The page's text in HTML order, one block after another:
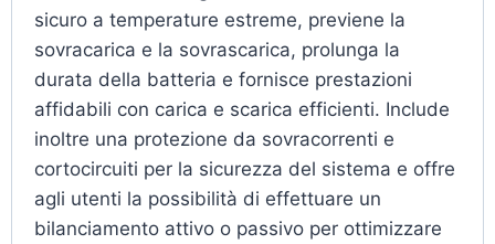
sicuro a temperature estreme, previene la
sovracarica e la sovrascarica, prolunga la
durata della batteria e fornisce prestazioni
affidabili con carica e scarica efficienti. Include
inoltre una protezione da sovracorrenti e
cortocircuiti per la sicurezza del sistema e offre
agli utenti la possibilità di effettuare un
bilanciamento attivo o passivo per ottimizzare